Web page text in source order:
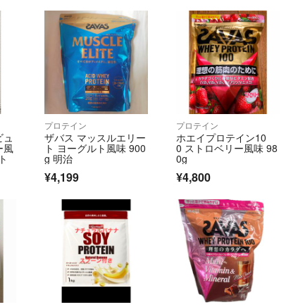
風
プロテイン
ザバス マッスルエリー
ト ヨーグルト風味 900
g 明治
¥4,199
プロテイン
ホエイプロテイン10
0 ストロベリー風味 98
0g
¥4,800